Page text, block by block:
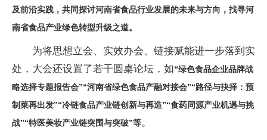
及前沿实践，共同探讨河南省食品行业发展的未来与方向，找寻河
南省食品产业绿色转型升级之道。
为将思想立会、实效办会、链接赋能进一步落到实
处，大会还设置了若干圆桌论坛，如“绿色食品企业品牌战
略选择专题报告会”“河南省绿色食品产融对接会”“路径与抉择：预
制菜再出发”“冷链食品产业链创新与再造”“食药同源产业机遇与挑
战”“特医美妆产业链突围与突破”等。